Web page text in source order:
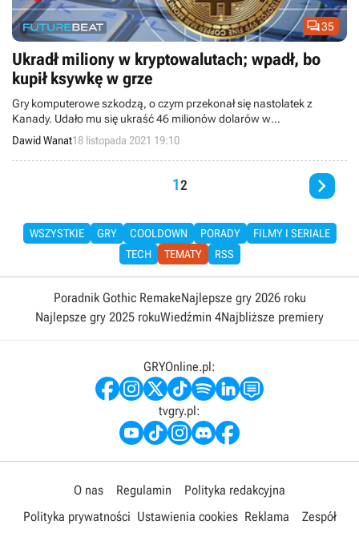
35
Ukradł miliony w kryptowalutach; wpadł, bo
kupił ksywkę w grze
Gry komputerowe szkodzą, o czym przekonał się nastolatek z
Kanady. Udało mu się ukraść 46 milionów dolarów w
kryptowalutach. Wpadł, bo pieniądze wydał na nazwę użytkownika
Dawid Wanat18 listopada 2021 19:10
12 
WSZYSTKIE GRY COOLDOWN PORADY
FILMY I SERIALE
TECH
TEMATY RSS
Poradnik Gothic RemakeNajlepsze gry 2026 roku
Najlepsze gry 2025 rokuWiedźmin 4Najbliższe premiery
GRYOnline.pl:
tvgry.pl:
O nas Regulamin
Polityka redakcyjna
Polityka prywatności Ustawienia cookies Reklama
Zespół